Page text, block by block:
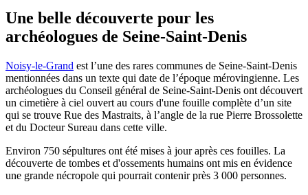
Une belle découverte pour les
archéologues de Seine-Saint-Denis
Noisy-le-Grand est l’une des rares communes de Seine-Saint-Denis
mentionnées dans un texte qui date de l’époque mérovingienne. Les
archéologues du Conseil général de Seine-Saint-Denis ont découvert
un cimetière à ciel ouvert au cours d'une fouille complète d’un site
qui se trouve Rue des Mastraits, à l’angle de la rue Pierre Brossolette
et du Docteur Sureau dans cette ville.
Environ 750 sépultures ont été mises à jour après ces fouilles. La
découverte de tombes et d'ossements humains ont mis en évidence
une grande nécropole qui pourrait contenir près 3 000 personnes.